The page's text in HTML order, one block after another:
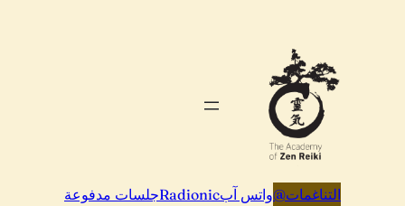
التناغمات@واتس آبRadionicجلسات مدفوعة